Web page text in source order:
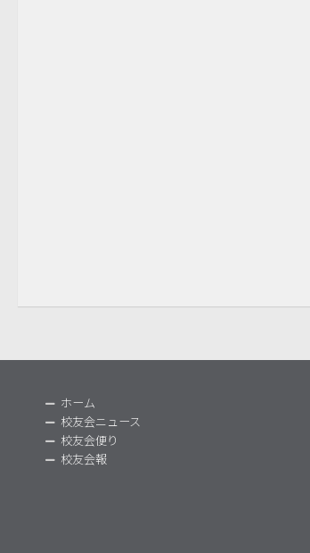
ホーム
校友会ニュース
校友会便り
校友会報